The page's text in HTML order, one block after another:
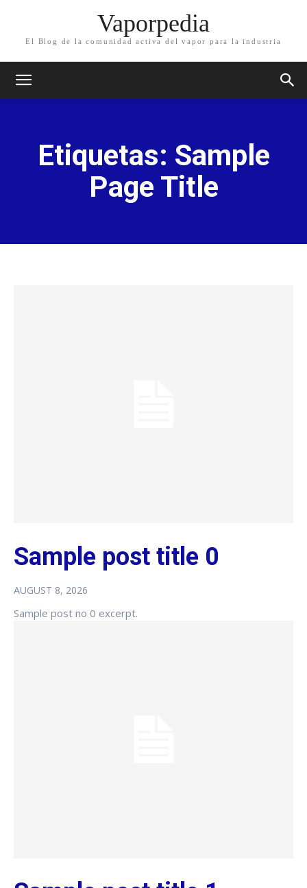
Vaporpedia
El Blog de la comunidad activa del vapor para la industria
Etiquetas: Sample
Page Title
Sample post title 0
AUGUST 8, 2026
Sample post no 0 excerpt.